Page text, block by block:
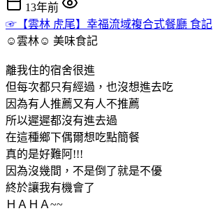
13年前
☞【雲林 虎尾】幸福流域複合式餐廳 食記
☺雲林☺ 美味食記
離我住的宿舍很進
但每次都只有經過，也沒想進去吃
因為有人推薦又有人不推薦
所以遲遲都沒有進去過
在這種鄉下偶爾想吃點簡餐
真的是好難阿!!!
因為沒幾間，不是倒了就是不優
終於讓我有機會了
ＨＡＨＡ~~